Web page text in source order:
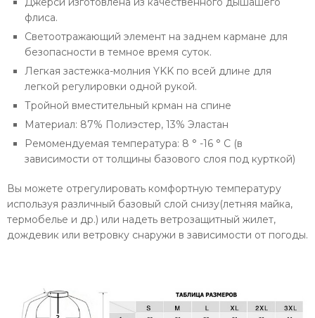
флиса.
Светоотражающий элемент на заднем кармане для
безопасности в темное время суток.
Легкая застежка-молния YKK по всей длине для
легкой регулировки одной рукой.
Тройной вместительный крман на спине
Материал: 87% Полиэстер, 13% Эластан
Ремомендуемая температура: 8 ° -16 ° C (в
зависимости от толщины базового слоя под курткой)
Вы можете отрегулировать комфортную температуру
используя различный базовый слой снизу(летняя майка,
термобелье и др.) или надеть ветрозащитный жилет,
дождевик или ветровку снаружи в зависимости от погоды.